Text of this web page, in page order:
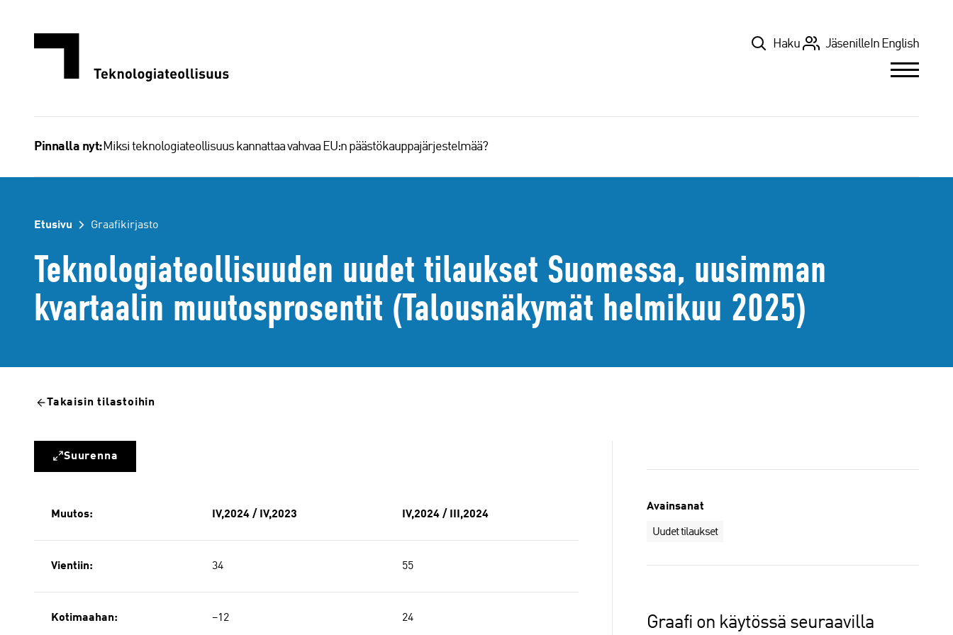
TopHaku Jäsenille In English
Pinnalla nyt: Miksi teknologiateollisuus kannattaa vahvaa EU:n päästökauppajärjestelmää?
Etusivu Graafikirjasto
Teknologiateollisuuden uudet tilaukset Suomessa, uusimman
kvartaalin muutosprosentit (Talousnäkymät helmikuu 2025)
Takaisin tilastoihin
Suurenna
Muutos: IV,2024 / IV,2023 IV,2024 / III,2024
Vientiin: 34 55
Kotimaahan: −12 24
Avainsanat
Uudet tilaukset
Graafi on käytössä seuraavilla